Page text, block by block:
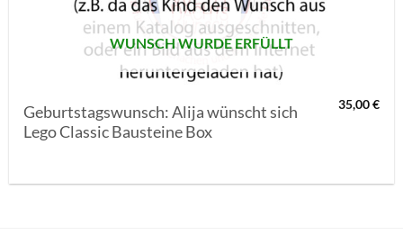
WUNSCH WURDE ERFÜLLT
Geburtstagswunsch: Alija wünscht sich
Lego Classic Bausteine Box
35,00€